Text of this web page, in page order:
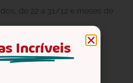
de 22 a 31/12 e meses de
Incríveis